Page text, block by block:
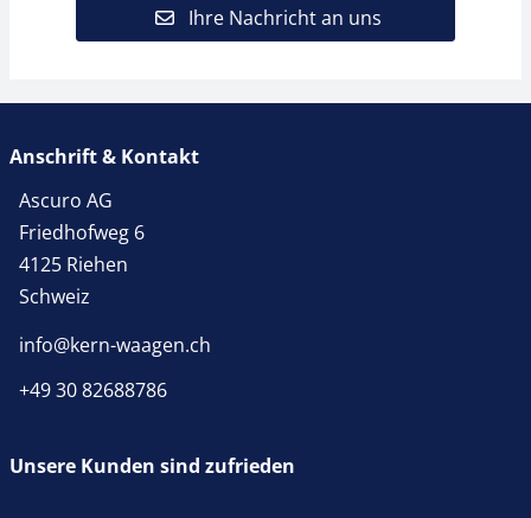
Ihre Nachricht an uns
Anschrift & Kontakt
Ascuro AG
Friedhofweg 6
4125 Riehen
Schweiz
info@kern-waagen.ch
+49 30 82688786
Unsere Kunden sind zufrieden